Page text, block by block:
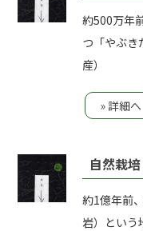
約500万年
つ「やぶき
» 詳細へ
自然栽
約1億年前
岩）という